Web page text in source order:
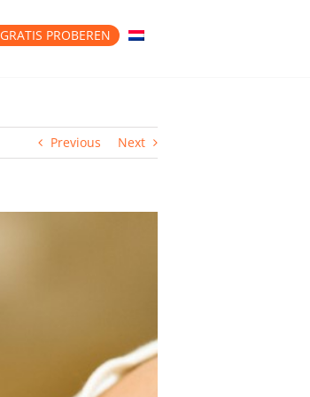
GRATIS PROBEREN
Previous Next